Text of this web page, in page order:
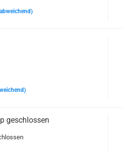
geschlossen